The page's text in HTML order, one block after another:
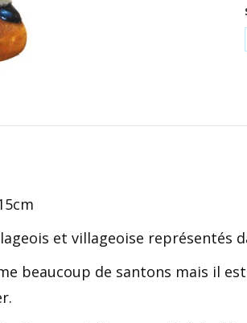
et villageoise représentés
beaucoup de santons mais il